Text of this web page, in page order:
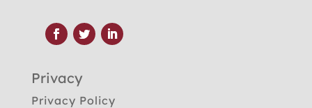
Privacy
Privacy Policy